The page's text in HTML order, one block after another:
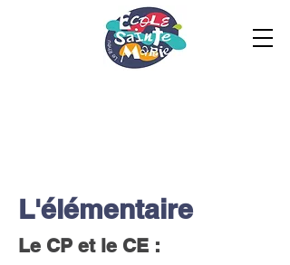
L'élémentaire
Le CP et le CE :